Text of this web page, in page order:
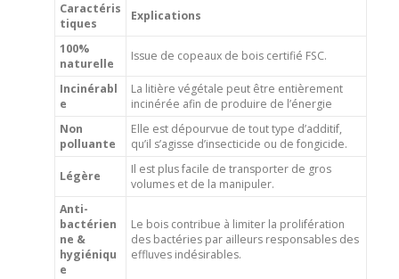
Caractéris
tiques
Explications
100%
naturelle
Issue de copeaux de bois certifié FSC.
Incinérabl
e
La litière végétale peut être entièrement
incinérée afin de produire de l’énergie
Non
polluante
Elle est dépourvue de tout type d’additif,
qu’il s’agisse d’insecticide ou de fongicide.
Légère
Il est plus facile de transporter de gros
volumes et de la manipuler.
Anti-
bactérien
ne &
hygiéniqu
e
Le bois contribue à limiter la prolifération
des bactéries par ailleurs responsables des
effluves indésirables.